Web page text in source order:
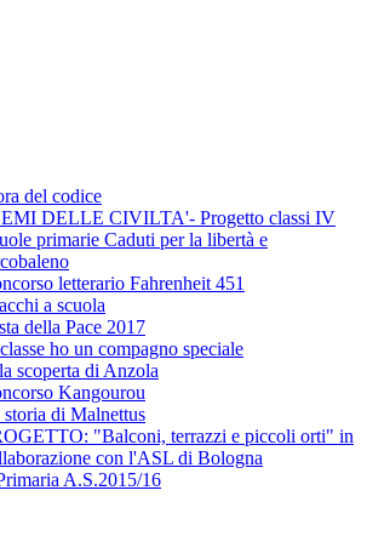
del codice
DELLE CIVILTA'- Progetto classi IV
primarie Caduti per la libertà e
letterario Fahrenheit 451
a scuola
della Pace 2017
ho un compagno speciale
scoperta di Anzola
Kangourou
storia di Malnettus
"Balconi, terrazzi e piccoli orti" in
con l'ASL di Bologna
A.S.2015/16